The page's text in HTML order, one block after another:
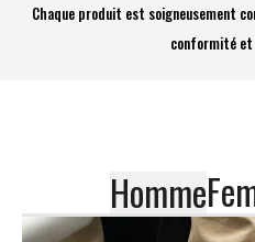
Chaque produit est soigneusement
conformité et
Homme